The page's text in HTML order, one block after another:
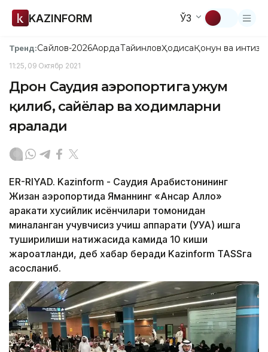
KAZINFORM ЎЗ
Тренд:Сайлов-2026АқордаТайинловҲодисаҚонун ва
11:25, 09 Октябр 2021
Дрон Саудия аэропортига ҳужум
қилиб, сайёҳлар ва ходимларни
яралади
ER-RIYAD. Kazinform - Саудия Арабистонининг
Жизан аэропортида Яманнинг «Ансар Аллоҳ»
ҳаракати хусийлик исёнчилари томонидан
миналанган учувчисиз учиш аппарати (УУА) ишга
туширилиши натижасида камида 10 киши
жароҳатланди, деб хабар беради Kazinform TASSга
асосланиб.